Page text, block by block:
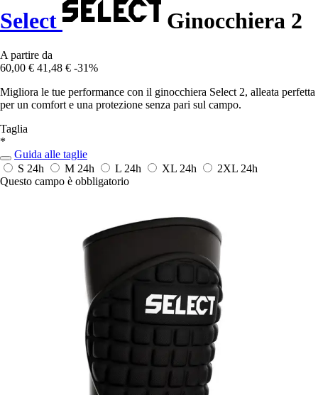
Select Ginocchiera 2
A partire da
60,00 € 41,48 € -31%
Migliora le tue performance con il ginocchiera Select 2, alleata perfetta
per un comfort e una protezione senza pari sul campo.
Taglia
*
Guida alle taglie
S 24h M 24h L 24h XL 24h 2XL 24h
Questo campo è obbligatorio